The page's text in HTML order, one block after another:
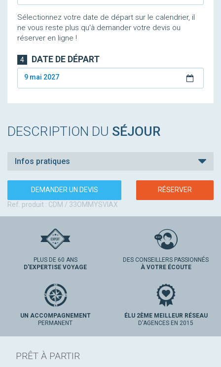
Sélectionnez votre date de départ sur le calendrier, il
ne vous reste plus qu'à demander votre devis ou
réserver en ligne !
4 DATE DE DÉPART
9 mai 2027
DESCRIPTION DU SÉJOUR
Infos pratiques
DEMANDER UN DEVIS
RÉSERVER
Ref. produit : CDM / 33OMMYSVIAX
PLUS DE 60 ANS
D'EXPERTISE VOYAGE
DES CONSEILLERS PASSIONNÉS
À VOTRE ÉCOUTE
UN ACCOMPAGNEMENT
PERMANENT
ÉLU 2ÈME MEILLEUR RÉSEAU
D'AGENCES EN 2015
PRÊT À PARTIR